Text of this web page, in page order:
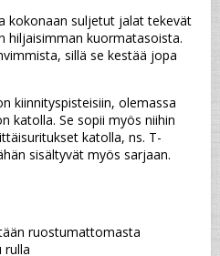
kokonaan suljetut jalat tekevät
hiljaisimman kuormatasoista.
sillä se kestää jopa
kiinnityspisteisiin, olemassa
katolla. Se sopii myös niihin
katolla, ns. T-
sisältyvät myös sarjaan.
ruostumattomasta
rulla